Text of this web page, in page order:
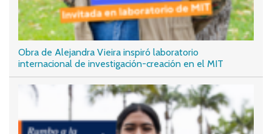
Obra de Alejandra Vieira inspiró laboratorio
internacional de investigación-creación en el MIT